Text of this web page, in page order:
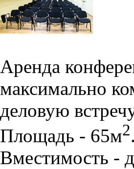
Аренда
максимально
деловую
Площадь - 65м2.
Вместимость -